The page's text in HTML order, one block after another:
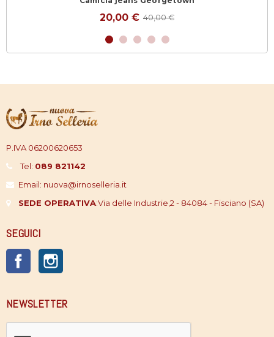
20,00 € 40,00 €
P.IVA 06200620653
Tel: 089 821142
Email: nuova@irnoselleria.it
SEDE OPERATIVA:Via delle Industrie,2 - 84084 - Fisciano (SA)
SEGUICI
Facebook
NEWSLETTER